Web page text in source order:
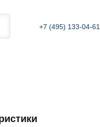
+7 (495) 133-04-61